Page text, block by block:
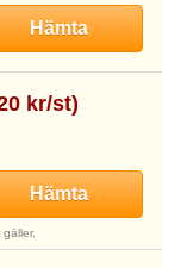
Hämta
kr/st)
Hämta